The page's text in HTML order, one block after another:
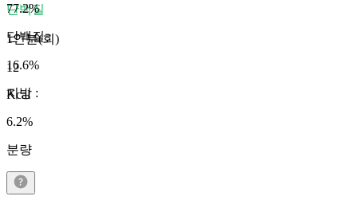
단백질
1인분(회)
12
Kcal
77.2%
단백질:
16.6%
지방 :
6.2%
분량